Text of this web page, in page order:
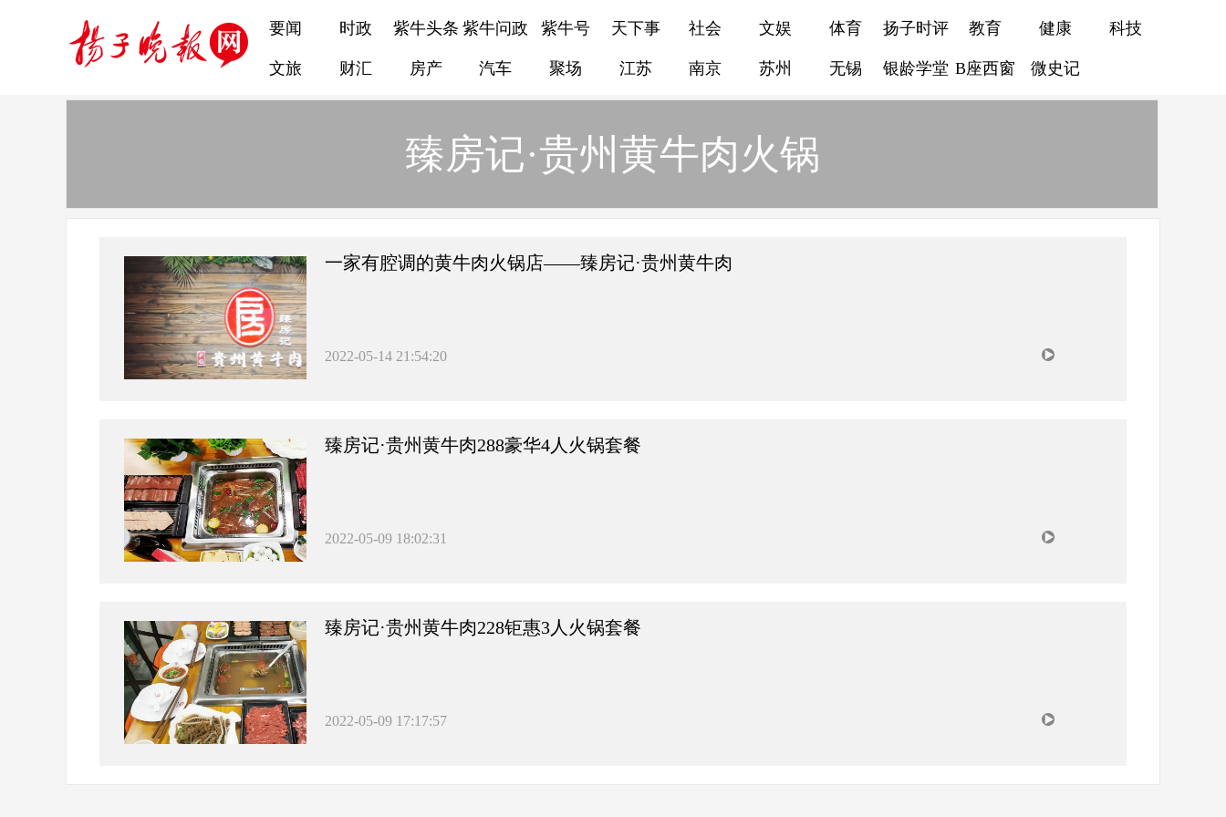
要闻 时政 紫牛头条 紫牛问政 紫牛号 天下事 社会 文娱 体育 扬子时评 教育 健康 科技
文旅 财汇 房产 汽车 聚场 江苏 南京 苏州 无锡 银龄学堂 B座西窗 微史记
臻房记·贵州黄牛肉火锅
一家有腔调的黄牛肉火锅店——臻房记·贵州黄牛肉
2022-05-14 21:54:20
臻房记·贵州黄牛肉288豪华4人火锅套餐
2022-05-09 18:02:31
臻房记·贵州黄牛肉228钜惠3人火锅套餐
2022-05-09 17:17:57